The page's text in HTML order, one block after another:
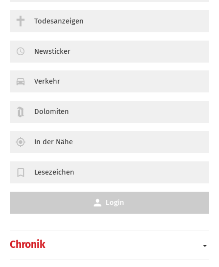
Chronik
Todesanzeigen
Newsticker
Verkehr
Dolomiten
In der Nähe
Lesezeichen
Login